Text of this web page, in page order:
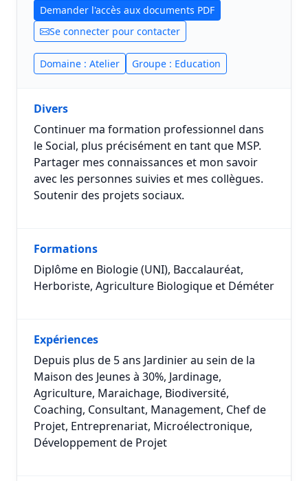
Demander l'accès aux documents PDF
Se connecter pour contacter
Domaine : Atelier Groupe : Education
Divers
Continuer ma formation professionnel dans
le Social, plus précisément en tant que MSP.
Partager mes connaissances et mon savoir
avec les personnes suivies et mes collègues.
Soutenir des projets sociaux.
Formations
Diplôme en Biologie (UNI), Baccalauréat,
Herboriste, Agriculture Biologique et Déméter
Expériences
Depuis plus de 5 ans Jardinier au sein de la
Maison des Jeunes à 30%, Jardinage,
Agriculture, Maraichage, Biodiversité,
Coaching, Consultant, Management, Chef de
Projet, Entreprenariat, Microélectronique,
Développement de Projet